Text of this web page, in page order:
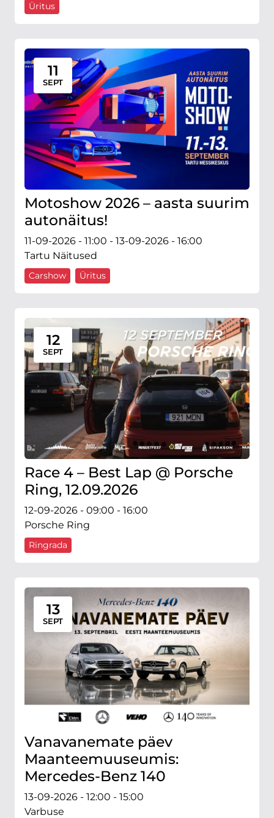
Üritus
11
SEPT
Motoshow 2026 – aasta suurim
autonäitus!
11-09-2026 - 11:00 - 13-09-2026 - 16:00
Tartu Näitused
Carshow Üritus
12
SEPT
Race 4 – Best Lap @ Porsche
Ring, 12.09.2026
12-09-2026 - 09:00 - 16:00
Porsche Ring
Ringrada
13
SEPT
Vanavanemate päev
Maanteemuuseumis:
Mercedes-Benz 140
13-09-2026 - 12:00 - 15:00
Varbuse